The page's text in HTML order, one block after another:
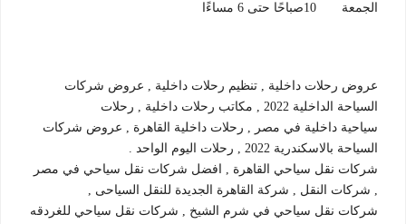
الجمعة 10صباحًا حتى 6 مساءًا
عروض رحلات داخلية , تنظيم رحلات داخلية , عروض شركات
السياحة الداخلية 2022 , مكاتب رحلات داخلية , رحلات
سياحية داخلية في مصر , رحلات داخلية القاهرة , عروض شركات
السياحة بالاسكندرية 2022 , رحلات اليوم الواحد .
شركات نقل سياحي القاهرة , افضل شركات نقل سياحي في مصر
, شركات النقل , شركة القاهرة الجديدة للنقل السياحى ,
شركات نقل سياحي في شرم الشيخ , شركات نقل سياحي للغردقه